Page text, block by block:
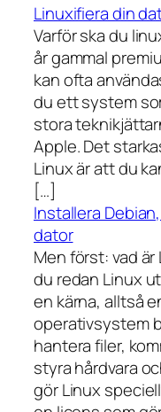
Linuxifiera din
Varför ska du
år gammal
kan ofta
du ett system
stora
Apple. Det
Linux är att du
[…]
Installera
dator
Men först: vad
du redan Linux
en kärna, alltså
operativsystem
hantera filer,
styra hårdvara
gör Linux